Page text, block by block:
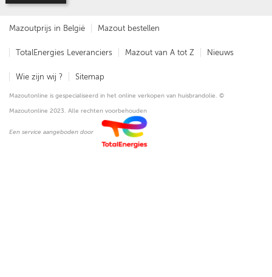
Mazoutprijs in België Mazout bestellen
TotalEnergies Leveranciers Mazout van A tot Z Nieuws
Wie zijn wij ? Sitemap
Een service aangeboden door
Mazoutonline is gespecialiseerd in het online verkopen van huisbrandolie. ©
Mazoutonline 2023. Alle rechten voorbehouden